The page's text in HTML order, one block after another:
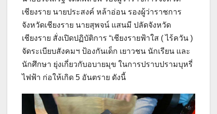
เชียงราย นายประสงค์ หล้าอ่อน รองผู้ว่าราชการ
จังหวัดเชียงราย นายสุพจน์ แสนมี ปลัดจังหวัด
เชียงราย สั่งเปิดปฏิบัติการ “เชียงรายฟ้าใส ( ไร้ควัน )
จัดระเบียบสังคมฯ ป้องกันเด็ก เยาวชน นักเรียน และ
นักศึกษา ยุ่งเกี่ยวกับอบายมุข ในการปราบปรามบุหรี่
ไฟฟ้า ก่อให้เกิด 5 อันตราย ดังนี้